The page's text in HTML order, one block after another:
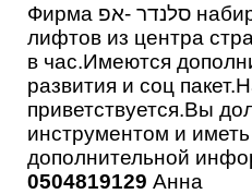
Фирма סלנדר -אפ набирает работников на установку
лифтов из центра
в час.Имеются
развития и соц
приветствуется.Вы
инструментом и
дополнительной
0504819129 Анна